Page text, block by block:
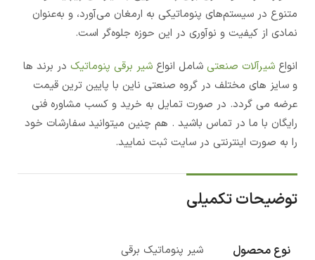
متنوع در سیستم‌های پنوماتیکی به ارمغان می‌آورد، و به‌عنوان
نمادی از کیفیت و نوآوری در این حوزه جلوه‌گر است.
انواع شیرآلات صنعتی شامل انواع شیر برقی پنوماتیک در برند ها
و سایز های مختلف در گروه صنعتی ناین با پایین ترین قیمت
عرضه می گردد. در صورت تمایل به خرید و کسب مشاوره فنی
رایگان با ما در تماس باشید . هم چنین میتوانید سفارشات خود
را به صورت اینترنتی در سایت ثبت نمایید.
توضیحات تکمیلی
نوع محصول شیر پنوماتیک برقی